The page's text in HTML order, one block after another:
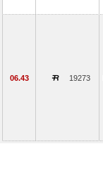
06.43 19273